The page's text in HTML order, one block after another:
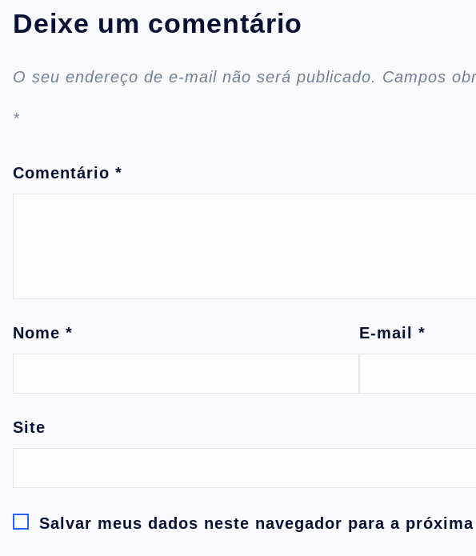
Deixe um comentário
O seu endereço de e-mail não será publicado. Campos
*
Comentário *
Nome * E-mail*
Site
Salvar meus dados neste navegador para a